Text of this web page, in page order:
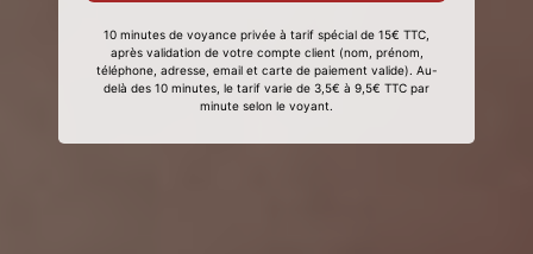
10 minutes de voyance privée à tarif spécial de 15€ TTC,
après validation de votre compte client (nom, prénom,
téléphone, adresse, email et carte de paiement valide). Au-
delà des 10 minutes, le tarif varie de 3,5€ à 9,5€ TTC par
minute selon le voyant.